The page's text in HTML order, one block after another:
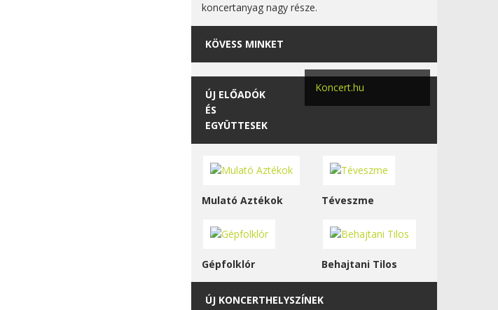
koncertanyag nagy része.
KÖVESS MINKET
Koncert.hu
ÚJ ELŐADÓK
ÉS
EGYÜTTESEK
Mulató Aztékok Téveszme
Gépfolklór Behajtani Tilos
ÚJ KONCERTHELYSZÍNEK